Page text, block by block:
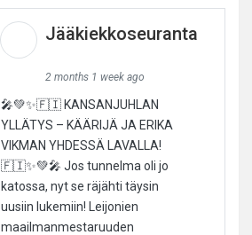
Jääkiekkoseuranta
2 months 1 week ago
🎤💚✨🇫🇮 KANSANJUHLAN
YLLÄTYS – KÄÄRIJÄ JA ERIKA
VIKMAN YHDESSÄ LAVALLA!
🇫🇮✨💚🎤 Jos tunnelma oli jo
katossa, nyt se räjähti täysin
uusiin lukemiin! Leijonien
maailmanmestaruuden